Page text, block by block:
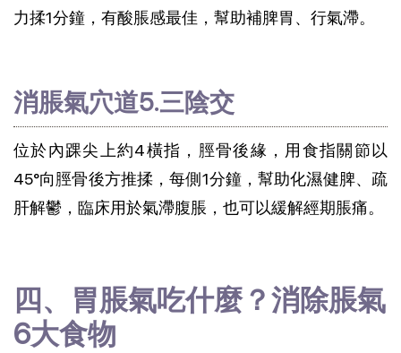
力揉1分鐘，有酸脹感最佳，幫助補脾胃、行氣滯。
消脹氣穴道5.三陰交
位於內踝尖上約4橫指，脛骨後緣，用食指關節以
45°向脛骨後方推揉，每側1分鐘，幫助化濕健脾、疏
肝解鬱，臨床用於氣滯腹脹，也可以緩解經期脹痛。
四、胃脹氣吃什麼？消除脹氣
6大食物